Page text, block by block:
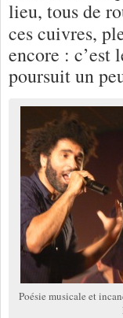
lieu, tous de
ces cuivres,
encore : c’est
poursuit un
Poésie musicale et